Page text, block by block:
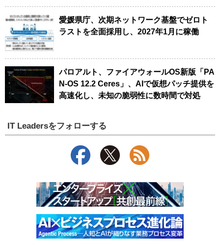
愛媛県庁、次期ネットワーク基盤でゼロト
ラストを全面採用し、2027年1月に稼働
パロアルト、ファイアウォールOS新版「PA
N-OS 12.2 Ceres」、AIで仮想パッチ提供を
高速化し、未知の脆弱性に数時間で対処
IT Leadersをフォローする